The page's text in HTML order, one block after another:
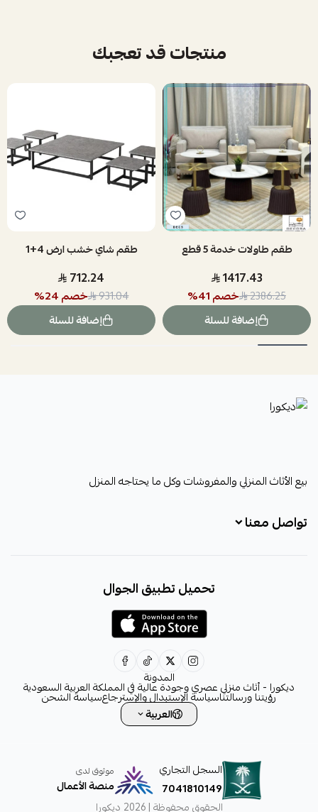
منتجات قد تعجبك
طقم طاولات خدمة 5 قطع
1417.43
2386.25 خصم41
%
إضافة للسلة
طقم شاي خشب ارض 4+1
712.24
931.04 خصم24
%
إضافة للسلة
ديكورا
بيع الأثاث المنزلي والمفروشات وكل ما يحتاجه المنزل
تواصل معنا
decora6586@gmail.com
تحميل تطبيق الجوال
المدونة
ديكورا - أثاث منزلي عصري وجودة عالية في المملكة العربية السعودية
رؤيتنا ورسالتناسياسة الإستبدال والإسترجاعسياسة الشحن
العربية
السجل التجاري
7041810149
موثوق لدى
منصة الأعمال
الحقوق محفوظة | 2026
ديكورا